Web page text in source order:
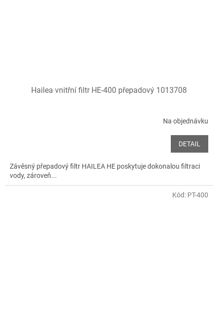
Hailea vnitřní filtr HE-400 přepadový 1013708
Na objednávku
DETAIL
Závěsný přepadový filtr HAILEA HE poskytuje dokonalou filtraci
vody, zároveň...
Kód: PT-400